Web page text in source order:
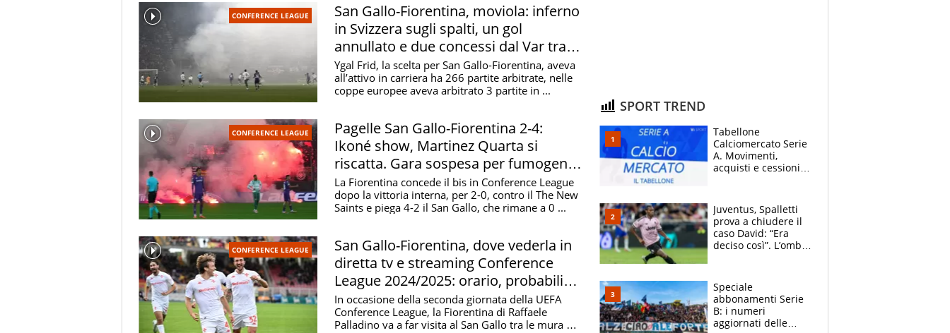
CONFERENCE LEAGUE
San Gallo-Fiorentina, moviola: inferno
in Svizzera sugli spalti, un gol
annullato e due concessi dal Var tra le
proteste
Ygal Frid, la scelta per San Gallo-Fiorentina, aveva
all’attivo in carriera ha 266 partite arbitrate, nelle
coppe europee aveva arbitrato 3 partite in ...
CONFERENCE LEAGUE
Pagelle San Gallo-Fiorentina 2-4:
Ikoné show, Martinez Quarta si
riscatta. Gara sospesa per fumogeni e
petardi
La Fiorentina concede il bis in Conference League
dopo la vittoria interna, per 2-0, contro il The New
Saints e piega 4-2 il San Gallo, che rimane a 0 ...
CONFERENCE LEAGUE
San Gallo-Fiorentina, dove vederla in
diretta tv e streaming Conference
League 2024/2025: orario, probabili
formazioni e arbitro
In occasione della seconda giornata della UEFA
Conference League, la Fiorentina di Raffaele
Palladino va a far visita al San Gallo tra le mura del
SPORT TREND
Tabellone
Calciomercato Serie
A. Movimenti,
acquisti e cessioni:
Juventus, Spalletti
prova a chiudere il
caso David: “Era
deciso così”. L’ombra
Speciale
abbonamenti Serie
B: i numeri
aggiornati delle